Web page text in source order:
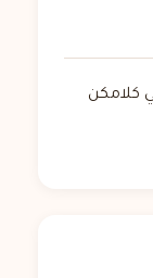
كلامكن